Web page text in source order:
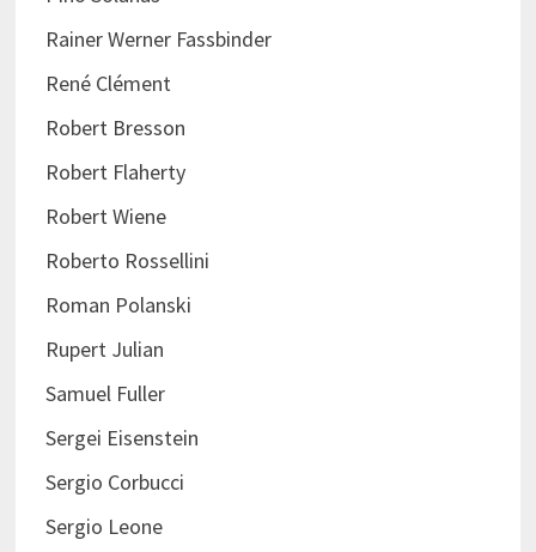
Rainer Werner Fassbinder
René Clément
Robert Bresson
Robert Flaherty
Robert Wiene
Roberto Rossellini
Roman Polanski
Rupert Julian
Samuel Fuller
Sergei Eisenstein
Sergio Corbucci
Sergio Leone